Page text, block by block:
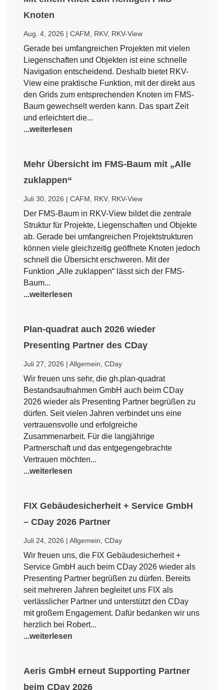
Knoten
Aug. 4, 2026 |CAFM RKV, RKV-View
Gerade bei umfangreichen Projekten mit vielen
Liegenschaften und Objekten ist eine schnelle
Navigation entscheidend. Deshalb bietet RKV-
View eine praktische Funktion, mit der direkt aus
den Grids zum entsprechenden Knoten im FMS-
Baum gewechselt werden kann. Das spart Zeit
und erleichtert die...
...weiterlesen
Mehr Übersicht im FMS-Baum mit „Alle
zuklappen“
Juli 30, 2026 |CAFM RKV, RKV-View
Der FMS-Baum in RKV-View bildet die zentrale
Struktur für Projekte, Liegenschaften und Objekte
ab. Gerade bei umfangreichen Projektstrukturen
können viele gleichzeitig geöffnete Knoten jedoch
schnell die Übersicht erschweren. Mit der
Funktion „Alle zuklappen“ lässt sich der FMS-
Baum...
...weiterlesen
Plan-quadrat auch 2026 wieder
Presenting Partner des CDay
Juli 27, 2026 |Allgemein ,CDay
Wir freuen uns sehr, die gh.plan-quadrat
Bestandsaufnahmen GmbH auch beim CDay
2026 wieder als Presenting Partner begrüßen zu
dürfen. Seit vielen Jahren verbindet uns eine
vertrauensvolle und erfolgreiche
Zusammenarbeit. Für die langjährige
Partnerschaft und das entgegengebrachte
Vertrauen möchten...
...weiterlesen
FIX Gebäudesicherheit + Service GmbH
– CDay 2026 Partner
Juli 24, 2026 |Allgemein ,CDay
Wir freuen uns, die FIX Gebäudesicherheit +
Service GmbH auch beim CDay 2026 wieder als
Presenting Partner begrüßen zu dürfen. Bereits
seit mehreren Jahren begleitet uns FIX als
verlässlicher Partner und unterstützt den CDay
mit großem Engagement. Dafür bedanken wir uns
herzlich bei Robert...
...weiterlesen
Aeris GmbH erneut Supporting Partner
beim CDay 2026